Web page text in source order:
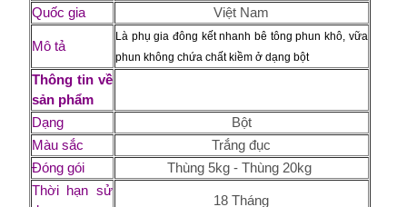
Quốc gia
Việt Nam
Mô tả
Là phụ gia đông kết nhanh bê tông phun khô, vữa
phun không chứa chất kiềm ở dạng bột
Thông tin về
sản phẩm
Dạng
Bột
Màu sắc
Trắng đục
Đóng gói
Thùng 5kg - Thùng 20kg
Thời hạn sử
18 Tháng